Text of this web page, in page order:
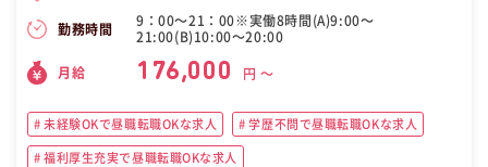
勤務時間
9：00〜21：00※実働8時間(A)9:00〜
21:00(B)10:00〜20:00
月給 176,000 円 〜
未経験OKで昼職転職OKな求人 学歴不問で昼職転職OKな求人
福利厚生充実で昼職転職OKな求人